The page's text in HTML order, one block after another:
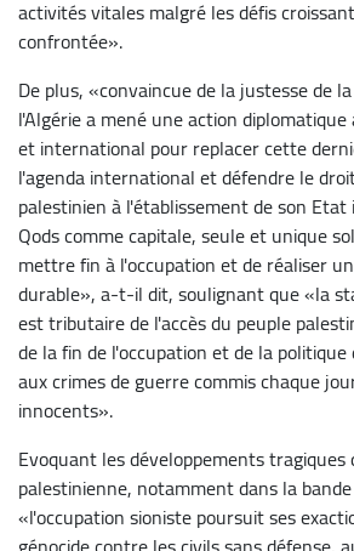
activités vitales malgré les défis
confrontée».
De plus, «convaincue de la justesse de
l'Algérie a mené une action
et international pour replacer cette
l'agenda international et défendre le
palestinien à l'établissement de son
Qods comme capitale, seule et unique
mettre fin à l'occupation et de réaliser
durable», a-t-il dit, soulignant que «la
est tributaire de l'accès du peuple
de la fin de l'occupation et de la
aux crimes de guerre commis chaque
innocents».
Evoquant les développements
palestinienne, notamment dans la
«l'occupation sioniste poursuit ses